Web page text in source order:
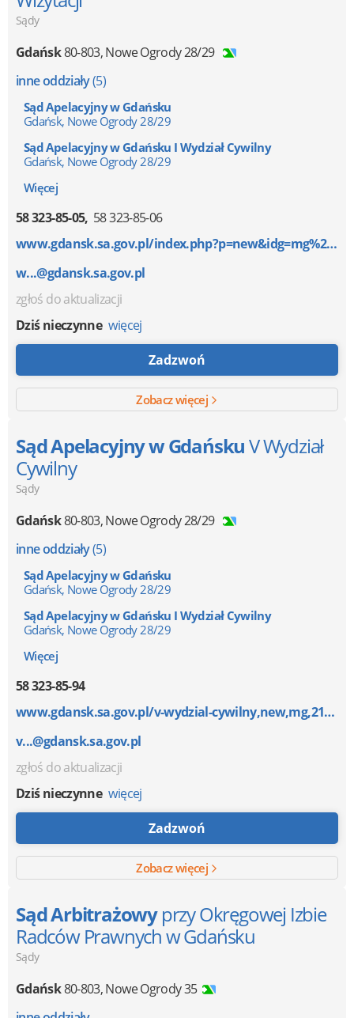
Sądy
Gdańsk80-803,Nowe Ogrody 28/29
inne oddziały(5)
Sąd Apelacyjny w Gdańsku
Gdańsk, Nowe Ogrody 28/29
Sąd Apelacyjny w Gdańsku I Wydział Cywilny
Gdańsk, Nowe Ogrody 28/29
Więcej
58 323-85-05 58 323-85-06
www.gdansk.sa.gov.pl/index.php?p=new&idg=mg%2C21...
w...@gdansk.sa.gov.pl
zgłoś do aktualizacji
Dziś nieczynne więcej
Zadzwoń
Zobacz więcej
Sąd Apelacyjny w GdańskuV Wydział
Cywilny
Sądy
Gdańsk80-803,Nowe Ogrody 28/29
inne oddziały(5)
Sąd Apelacyjny w Gdańsku
Gdańsk, Nowe Ogrody 28/29
Sąd Apelacyjny w Gdańsku I Wydział Cywilny
Gdańsk, Nowe Ogrody 28/29
Więcej
58 323-85-94
www.gdansk.sa.gov.pl/v-wydzial-cywilny,new,mg,215,21...
v...@gdansk.sa.gov.pl
zgłoś do aktualizacji
Dziś nieczynne więcej
Zadzwoń
Zobacz więcej
Sąd Arbitrażowy przy Okręgowej Izbie
Radców Prawnych w Gdańsku
Sądy
Gdańsk80-803,Nowe Ogrody 35